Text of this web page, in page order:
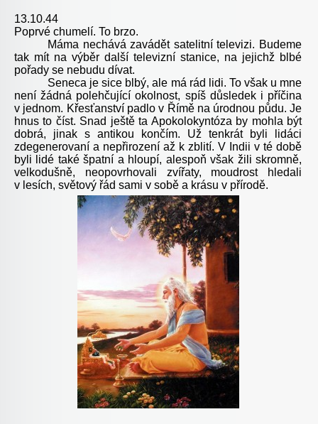
13.10.44
Poprvé chumelí. To brzo.
Máma nechává zavádět satelitní televizi. Budeme
tak mít na výběr další televizní stanice, na jejichž blbé
pořady se nebudu dívat.
Seneca je sice blbý, ale má rád lidi. To však u mne
není žádná polehčující okolnost, spíš důsledek i příčina
v jednom. Křesťanství padlo v Římě na úrodnou půdu. Je
hnus to číst. Snad ještě ta Apokolokyntóza by mohla být
dobrá, jinak s antikou končím. Už tenkrát byli lidáci
zdegenerovaní a nepřirození až k zblití. V Indii v té době
byli lidé také špatní a hloupí, alespoň však žili skromně,
velkodušně, neopovrhovali zvířaty, moudrost hledali
v lesích, světový řád sami v sobě a krásu v přírodě.